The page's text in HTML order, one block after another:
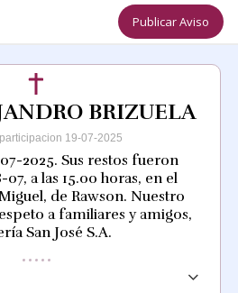
Publicar Aviso
BRIZUELA
19-07-2025
2025. Sus restos fueron
a las 15.00 horas, en el
de Rawson. Nuestro
a familiares y amigos,
San José S.A.